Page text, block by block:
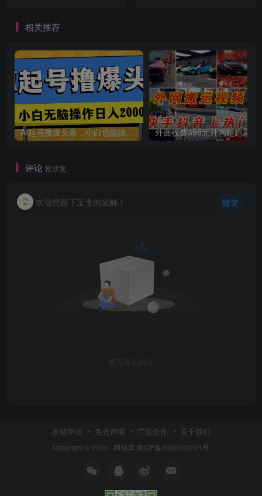
相关推荐
AI起号撸爆头条，小白也能操作，日入2000+
评论 抢沙发
欢迎您留下宝贵的见解！ 提交
暂无评论内容
友链申请 免责声明 广告合作 关于我们
Copyright © 2025 · 网创库 闽ICP备2026003221号